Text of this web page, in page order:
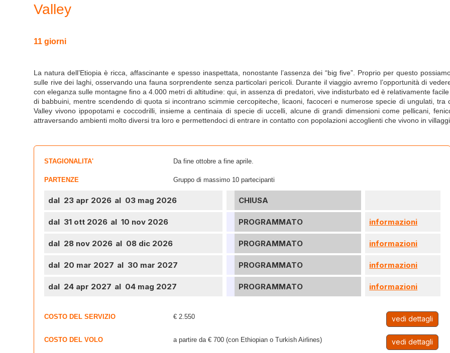
Valley
11 giorni
La natura dell’Etiopia è ricca, affascinante e spesso inaspettata, nonostante l’assenza dei “big five”. Proprio per questo
sulle rive dei laghi, osservando una fauna sorprendente senza particolari pericoli. Durante il viaggio avremo l’opportunità di
con eleganza sulle montagne fino a 4.000 metri di altitudine: qui, in assenza di predatori, vive indisturbato ed è relativamente
di babbuini, mentre scendendo di quota si incontrano scimmie cercopiteche, licaoni, facoceri e numerose specie di ungulati,
Valley vivono ippopotami e coccodrilli, insieme a centinaia di specie di uccelli, alcune di grandi dimensioni come pellicani,
attraversando ambienti molto diversi tra loro e permettendoci di entrare in contatto con popolazioni accoglienti che vivono in
STAGIONALITA' Da fine ottobre a fine aprile.
PARTENZE Gruppo di massimo 10 partecipanti
dal 23 apr 2026 al 03 mag 2026 CHIUSA
dal 31 ott 2026 al 10 nov 2026 PROGRAMMATO informazioni
dal 28 nov 2026 al 08 dic 2026 PROGRAMMATO informazioni
dal 20 mar 2027 al 30 mar 2027 PROGRAMMATO informazioni
dal 24 apr 2027 al 04 mag 2027 PROGRAMMATO informazioni
COSTO DEL SERVIZIO € 2.550 vedi dettagli
COSTO DEL VOLO a partire da € 700 (con Ethiopian o Turkish Airlines) vedi dettagli